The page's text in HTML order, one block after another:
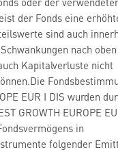
der Fonds eine
sind auch
nach
Kapitalverluste nicht
EUR I DIS wurden
GROWTH EUROPE
in
folgender